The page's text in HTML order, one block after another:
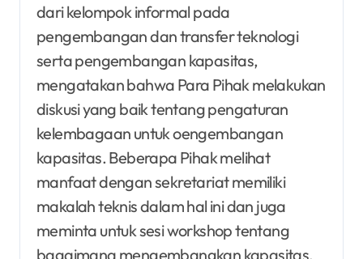
dari kelompok informal pada
pengembangan dan transfer teknologi
serta pengembangan kapasitas,
mengatakan bahwa Para Pihak melakukan
diskusi yang baik tentang pengaturan
kelembagaan untuk oengembangan
kapasitas. Beberapa Pihak melihat
manfaat dengan sekretariat memiliki
makalah teknis dalam hal ini dan juga
meminta untuk sesi workshop tentang
bagaimana mengembangkan kapasitas.